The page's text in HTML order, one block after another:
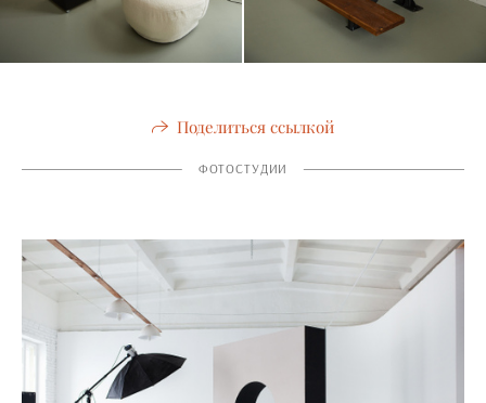
Поделиться ссылкой
ФОТОСТУДИИ